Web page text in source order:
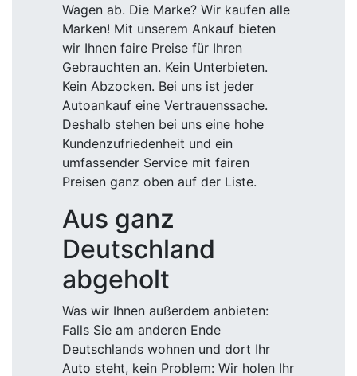
Wagen ab. Die Marke? Wir kaufen alle
Marken! Mit unserem Ankauf bieten
wir Ihnen faire Preise für Ihren
Gebrauchten an. Kein Unterbieten.
Kein Abzocken. Bei uns ist jeder
Autoankauf eine Vertrauenssache.
Deshalb stehen bei uns eine hohe
Kundenzufriedenheit und ein
umfassender Service mit fairen
Preisen ganz oben auf der Liste.
Aus ganz
Deutschland
abgeholt
Was wir Ihnen außerdem anbieten:
Falls Sie am anderen Ende
Deutschlands wohnen und dort Ihr
Auto steht, kein Problem: Wir holen Ihr